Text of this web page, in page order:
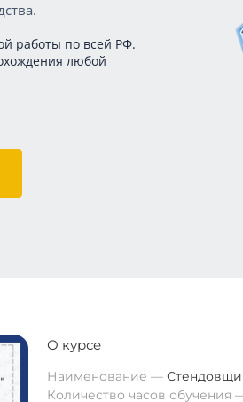
работы по всей РФ.
любой
О курсе
Наименование
Количество часов обучения